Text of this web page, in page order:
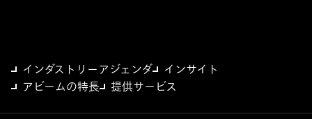
インダストリーアジェンダ
インサイト
アビームの特長
提供サービス